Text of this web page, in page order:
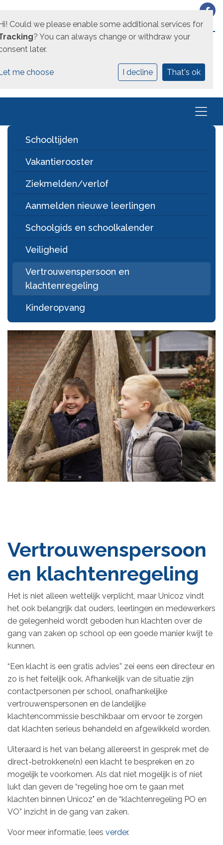
EEN UNICOZ SCHOOL
Schooltijden
Vakantierooster
Ziekmelden/verlof
Aanmelden nieuwe leerlingen
Schoolgids en schoolkalender
Veiligheid
Vertrouwenspersoon en
klachtenregeling
Kinderopvang
Vertrouwenspersoon
en klachtenregeling
Het is niet alleen wettelijk verplicht, maar Unicoz vindt
het ook belangrijk dat ouders, leerlingen en medewerkers
de gelegenheid wordt geboden hun klachten over de
gang van zaken op school op een goede manier kwijt te
kunnen.
“Een klacht is een gratis advies” zei eens een directeur en
zo is het feitelijk ook. Afhankelijk van de situatie zijn
contactpersonen per school, onafhankelijke
vertrouwenspersonen en de landelijke
klachtencommissie beschikbaar om ervoor te zorgen
dat klachten serieus behandeld en afgewikkeld worden.
Uiteraard is het van belang allereerst in gesprek met de
direct-betrokkene(n) een klacht te bespreken en zo
mogelijk te voorkomen. Als dat niet mogelijk is of niet
lukt dan geven de “regeling hoe om te gaan met
klachten binnen Unicoz" en de “klachtenregeling PO en
VO” inzicht in de gang van zaken.
Voor meer informatie, lees verder.
Could we please enable some additional services for
? You can always change or withdraw your
later.
me choose I decline That's ok